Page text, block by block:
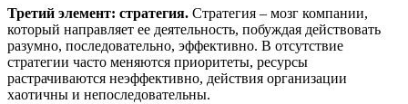
Третий элемент: стратегия. Стратегия – мозг компании,
который направляет ее деятельность, побуждая действовать
разумно, последовательно, эффективно. В отсутствие
стратегии часто меняются приоритеты, ресурсы
растрачиваются неэффективно, действия организации
хаотичны и непоследовательны.